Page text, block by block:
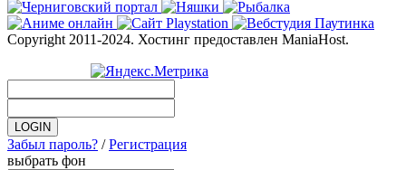
Copyright 2011-2024. Хостинг предоставлен ManiaHost.
Забыл пароль? /Регистрация
выбрать фон